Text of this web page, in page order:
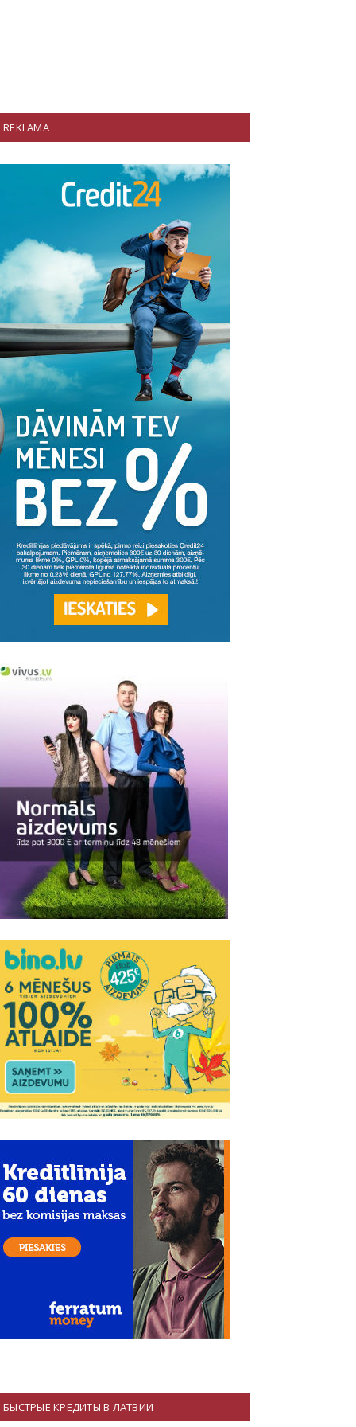
REKLĀMA
БЫСТРЫЕ КРЕДИТЫ В ЛАТВИИ